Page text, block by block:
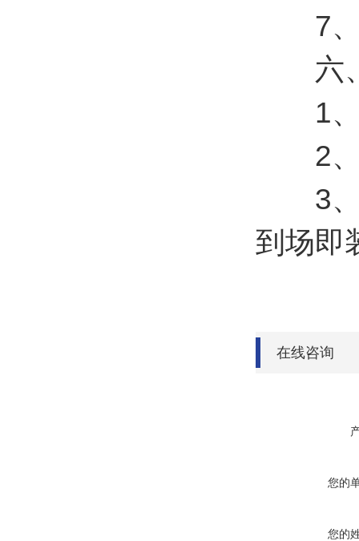
7、
六、
1、
2、
3、
到场即
在线咨询
您的
您的